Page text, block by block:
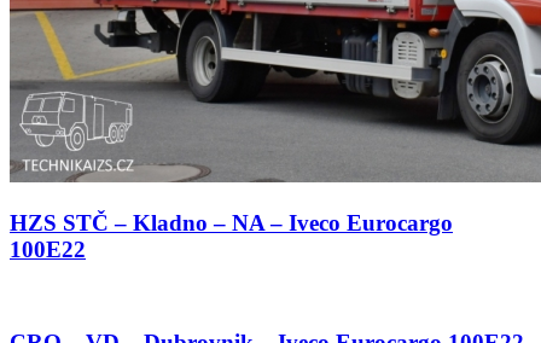
HZS STČ – Kladno – NA – Iveco Eurocargo
100E22